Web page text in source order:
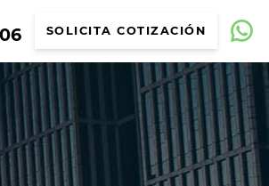
SOLICITA COTIZACIÓN